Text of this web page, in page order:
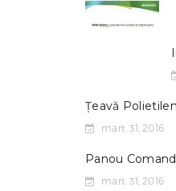
Țeavă
mart. 31, 2016
Panou
mart. 31, 2016